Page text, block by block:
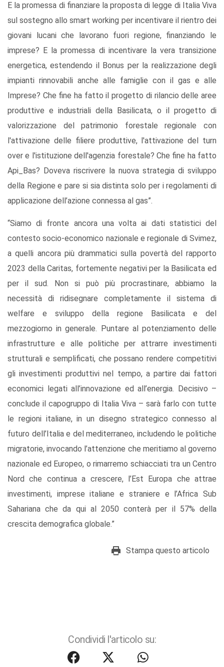
E la promessa di finanziare la proposta di legge di Italia Viva
sul sostegno allo smart working per incentivare il rientro dei
giovani lucani che lavorano fuori regione, finanziando le
imprese? E la promessa di incentivare la vera transizione
energetica, estendendo il Bonus per la realizzazione degli
impianti rinnovabili anche alle famiglie con il gas e alle
Imprese? Che fine ha fatto il progetto di rilancio delle aree
produttive e industriali della Basilicata, o il progetto di
valorizzazione del patrimonio forestale regionale con
l'attivazione delle filiere produttive, l'attivazione del turn
over e l'istituzione dell'agenzia forestale? Che fine ha fatto
Api_Bas? Doveva riscrivere la nuova strategia di sviluppo
della Regione e pare si sia distinta solo per i regolamenti di
applicazione dell’azione connessa al gas”.
“Siamo di fronte ancora una volta ai dati statistici del
contesto socio-economico nazionale e regionale di Svimez,
a quelli ancora più drammatici sulla povertà del rapporto
2023 della Caritas, fortemente negativi per la Basilicata ed
per il sud. Non si può più procrastinare, abbiamo la
necessità di ridisegnare completamente il sistema di
welfare e sviluppo della regione Basilicata e del
mezzogiorno in generale. Puntare al potenziamento delle
infrastrutture e alle politiche per attrarre investimenti
strutturali e semplificati, che possano rendere competitivi
gli investimenti produttivi nel tempo, a partire dai fattori
economici legati all’innovazione ed all’energia. Decisivo –
conclude il capogruppo di Italia Viva – sarà farlo con tutte
le regioni italiane, in un disegno strategico connesso al
futuro dell’Italia e del mediterraneo, includendo le politiche
migratorie, invocando l’attenzione che meritiamo al governo
nazionale ed Europeo, o rimarremo schiacciati tra un Centro
Nord che continua a crescere, l’Est Europa che attrae
investimenti, imprese italiane e straniere e l’Africa Sub
Sahariana che da qui al 2050 conterà per il 57% della
crescita demografica globale.”
Stampa questo articolo
Condividi l'articolo su: